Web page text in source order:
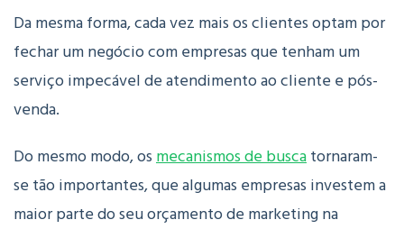
Da mesma forma, cada vez mais os clientes optam por
fechar um negócio com empresas que tenham um
serviço impecável de atendimento ao cliente e pós-
venda.
Do mesmo modo, osmecanismos de buscatornaram-
se tão importantes, que algumas empresas investem a
maior parte do seu orçamento de marketing na